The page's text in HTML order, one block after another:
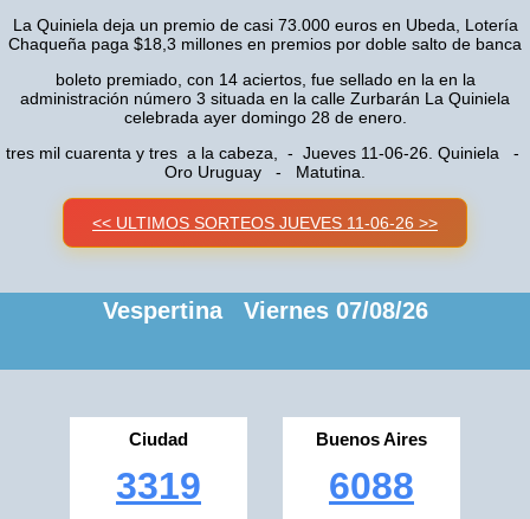
La Quiniela deja un premio de casi 73.000 euros en Ubeda, Lotería
Chaqueña paga $18,3 millones en premios por doble salto de banca
boleto premiado, con 14 aciertos, fue sellado en la en la
administración número 3 situada en la calle Zurbarán La Quiniela
celebrada ayer domingo 28 de enero.
tres mil cuarenta y tres a la cabeza, - Jueves 11-06-26. Quiniela -
Oro Uruguay - Matutina.
<< ULTIMOS SORTEOS JUEVES 11-06-26 >>
Vespertina Viernes 07/08/26
Ciudad
3319
Buenos Aires
6088